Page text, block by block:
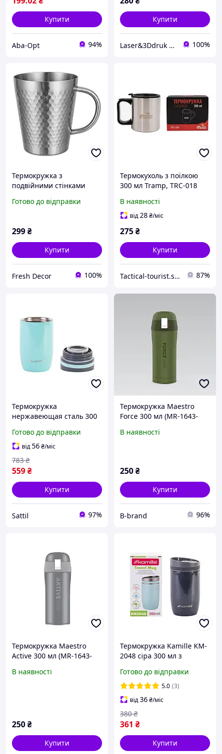
Купити
Aba-Opt 94%
Купити
Laser&3Ddruk Group 100%
Термокружка з
подвійними стінками
нержавійка
Готово до відправки
299₴
Купити
Fresh Decor 100%
Термокухоль з поїлкою
300 мл Tramp, TRC-018
В наявності
від28₴/міс
275₴
Купити
Tactical-tourist.shop 87%
Термокружка
нержавеющая сталь 300
Kamille PS-8512
Готово до відправки
від56₴/міс
559₴
783 ₴
Купити
Sattil 97%
Термокружка Maestro
Force 300 мл (MR-1643-
В наявності
250₴
Купити
B-brand 96%
Термокружка Maestro
Active 300 мл (MR-1643-
В наявності
250₴
Купити
Термокружка Kamille KM-
2048 сіра 300 мл з
компактна герметична
термокружка для авто та
подорожей
Готово до відправки
5.0 (3)
від36₴/міс
361 ₴
380 ₴
Купити